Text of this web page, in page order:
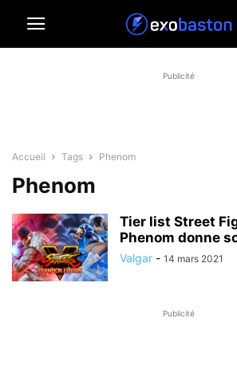
Publicité
Accueil Tags Phenom
Phenom
Tier list Street
Phenom donne
Valgar - 14 mars 2021
Publicité